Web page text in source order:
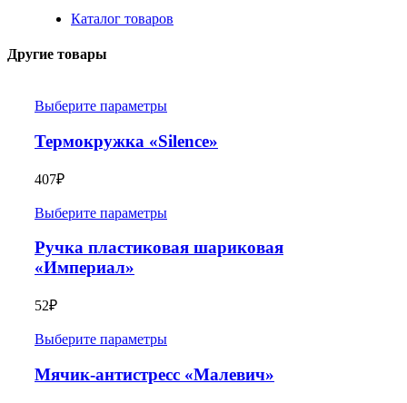
Каталог товаров
Другие товары
Выберите параметры
Термокружка «Silence»
407₽
Выберите параметры
Ручка пластиковая шариковая
«Империал»
52₽
Выберите параметры
Мячик-антистресс «Малевич»